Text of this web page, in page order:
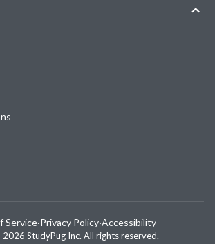
2026 StudyPug Inc. All rights reserved.
Service·Privacy Policy·Accessibility